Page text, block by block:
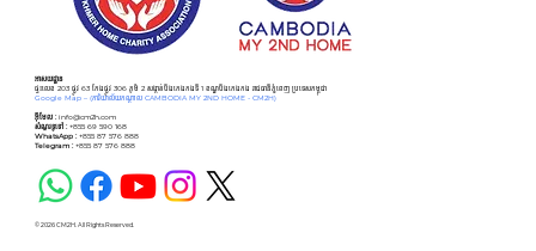
អាសយដ្ឋាន
ផ្ទះលេខ 203 ផ្លូវ 63 កែងផ្លូវ 306 ភូមិ 2 សង្កាត់បឹងកេងកងទី 1 ខណ្ឌបឹងកេងកង រាជធានីភ្នំពេញ ប្រទេសកម្ពុជា
Google Map –(ការិយាល័យកណ្ដាល CAMBODIA MY 2ND HOME - CM2H)
អ៊ីមែល : info@cm2h.com
សំណួរទូទៅ :+855 69 590 168
WhatsApp :+855 87 576 888
Telegram :+855 87 576 888
© 2026 CM2H. All Rights Reserved.